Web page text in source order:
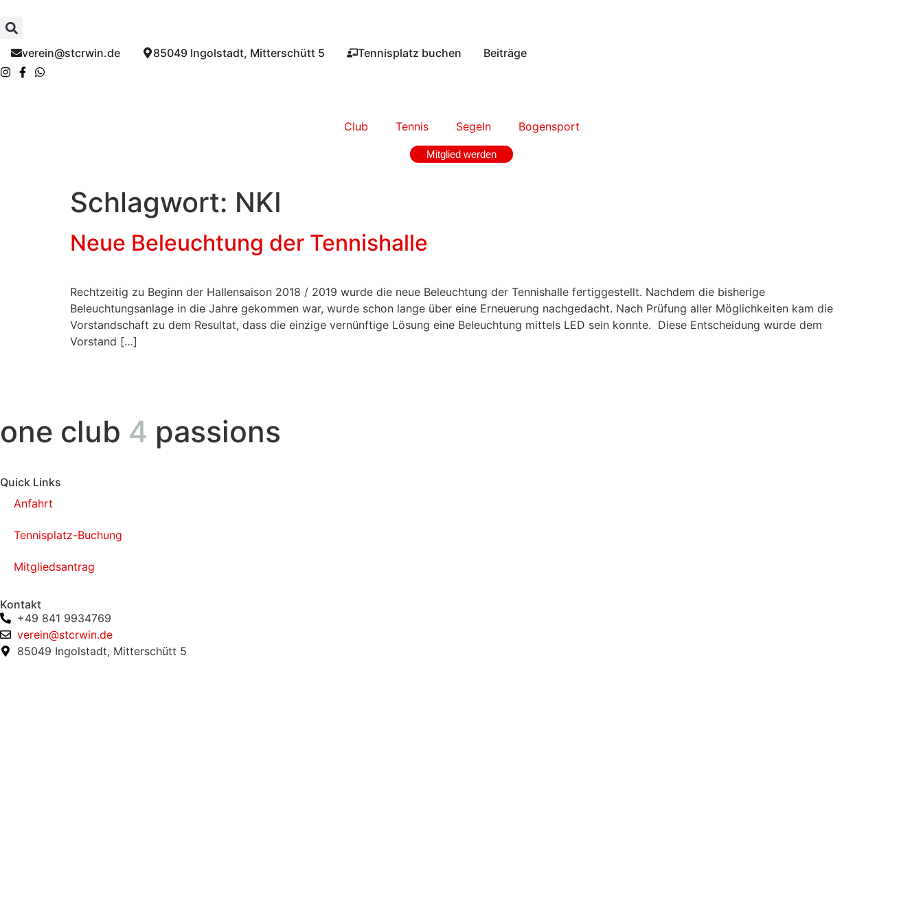
verein@stcrwin.de​ 85049 Ingolstadt, Mitterschütt 5​ Tennisplatz buchen​ Beiträge
Club Tennis Segeln Bogensport
Mitglied werden
Schlagwort: NKI
Neue Beleuchtung der Tennishalle
Rechtzeitig zu Beginn der Hallensaison 2018 / 2019 wurde die neue Beleuchtung der Tennishalle fertiggestellt. Nachdem die bisherige
Beleuchtungsanlage in die Jahre gekommen war, wurde schon lange über eine Erneuerung nachgedacht. Nach Prüfung aller Möglichkeiten kam die
Vorstandschaft zu dem Resultat, dass die einzige vernünftige Lösung eine Beleuchtung mittels LED sein konnte. Diese Entscheidung wurde dem
Vorstand […]
one club 4 passions
Quick Links
Anfahrt
Tennisplatz-Buchung
Mitgliedsantrag
Kontakt
+49 841 9934769
verein@stcrwin.de
85049 Ingolstadt, Mitterschütt 5